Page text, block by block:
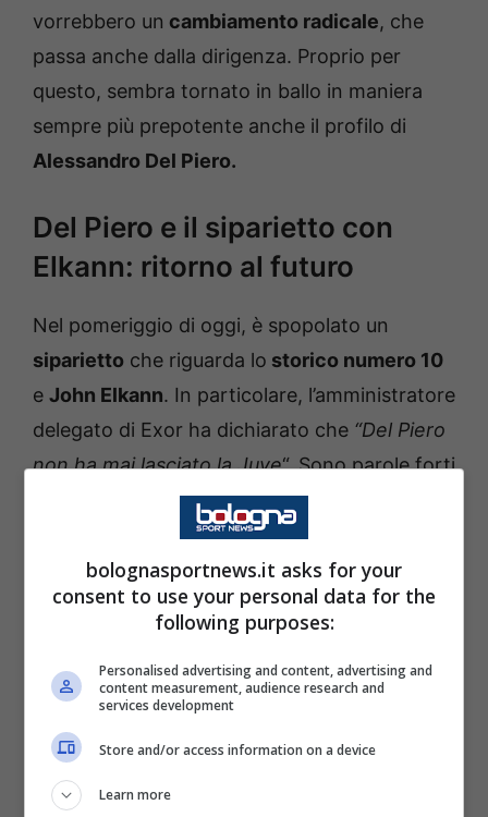
vorrebbero un cambiamento radicale, che
passa anche dalla dirigenza. Proprio per
questo, sembra tornato in ballo in maniera
sempre più prepotente anche il profilo di
Alessandro Del Piero.
Del Piero e il siparietto con
Elkann: ritorno al futuro
Nel pomeriggio di oggi, è spopolato un
siparietto che riguarda lo storico numero 10
e John Elkann. In particolare, l’amministratore
delegato di Exor ha dichiarato che “Del Piero
non ha mai lasciato la Juve“. Sono parole forti
e di vicinanza, che confermano come i
rapporti tra le parti siano assolutamente
ottimi. E non potrebbe essere altrimenti.
Le dichiarazioni non sono passate
inosservate, visto che è arrivata anche una
risposta piuttosto diretta
attaccante: “
Insomma, porte sbarrate non ce ne sono e
bolognasportnews.it asks for your
consent to use your personal data for the
following purposes:
Personalised advertising and content, advertising and
content measurement, audience research and
services development
Store and/or access information on a device
Learn more